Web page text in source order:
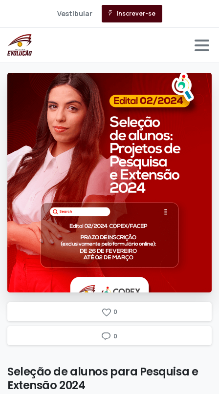
Vestibular Inscrever-se
0
0
Seleçãodealunos para Pesquisa e
Extensão2024